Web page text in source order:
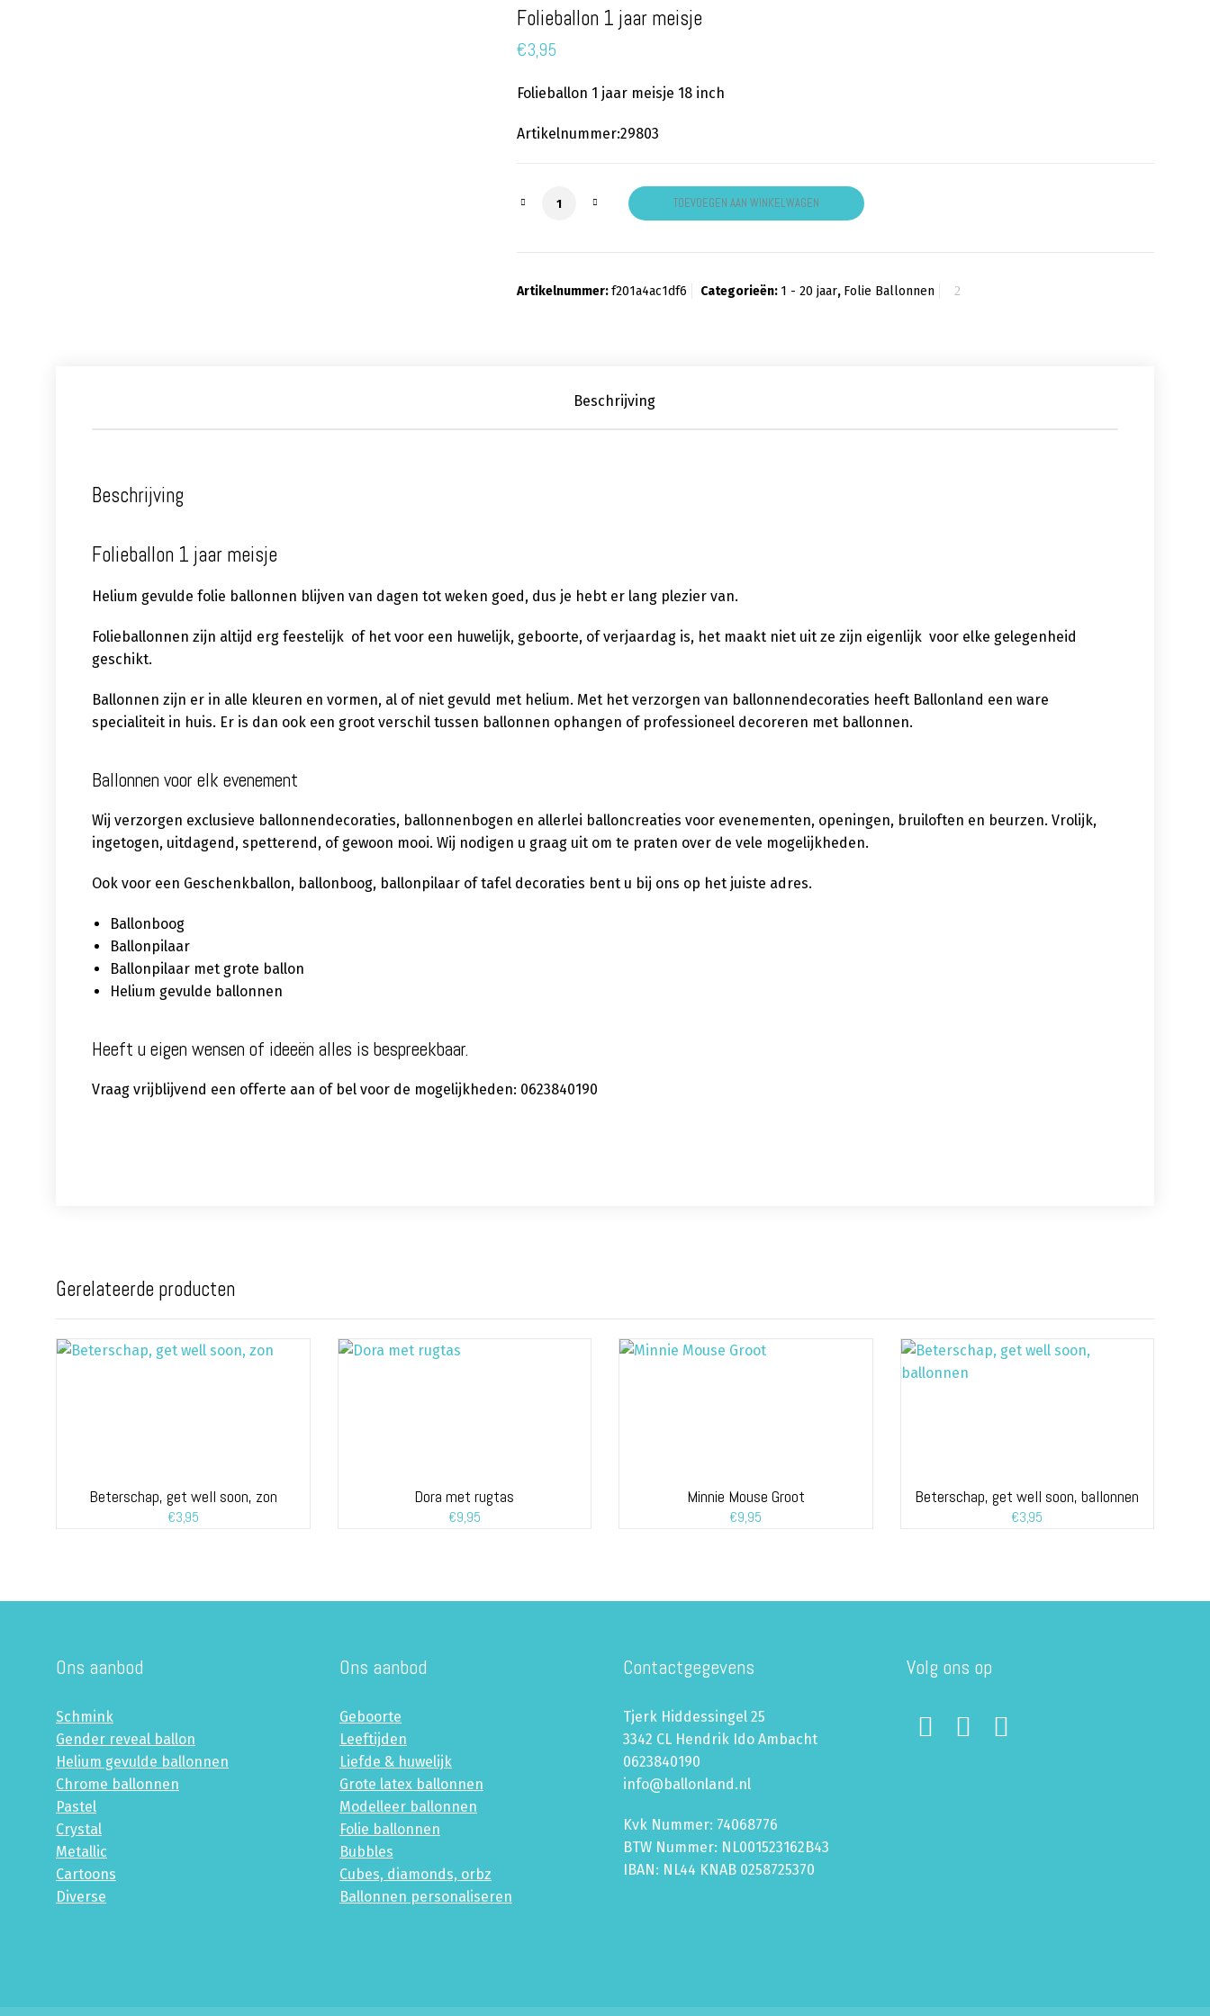
Folieballon 1 jaar meisje
€3,95
Folieballon 1 jaar meisje 18 inch
Artikelnummer:29803
Folieballon 1 jaar meisje aantal
TOEVOEGEN AAN WINKELWAGEN
Artikelnummer:f201a4ac1df6 Categorieën: 1 - 20 jaar, Folie Ballonnen
Beschrijving
Beschrijving
Folieballon 1 jaar meisje
Helium gevulde folie ballonnen blijven van dagen tot weken goed, dus je hebt er lang plezier van.
Folieballonnen zijn altijd erg feestelijk of het voor een huwelijk, geboorte, of verjaardag is, het maakt niet uit ze zijn eigenlijk voor elke gelegenheid
geschikt.
Ballonnen zijn er in alle kleuren en vormen, al of niet gevuld met helium. Met het verzorgen van ballonnendecoraties heeft Ballonland een ware
specialiteit in huis. Er is dan ook een groot verschil tussen ballonnen ophangen of professioneel decoreren met ballonnen.
Ballonnen voor elk evenement
Wij verzorgen exclusieve ballonnendecoraties, ballonnenbogen en allerlei balloncreaties voor evenementen, openingen, bruiloften en beurzen. Vrolijk,
ingetogen, uitdagend, spetterend, of gewoon mooi. Wij nodigen u graag uit om te praten over de vele mogelijkheden.
Ook voor een Geschenkballon, ballonboog, ballonpilaar of tafel decoraties bent u bij ons op het juiste adres.
Ballonboog
Ballonpilaar
Ballonpilaar met grote ballon
Helium gevulde ballonnen
Heeft u eigen wensen of ideeën alles is bespreekbaar.
Vraag vrijblijvend een offerte aan of bel voor de mogelijkheden: 0623840190
Gerelateerde producten
Beterschap, get well soon, zon
€3,95
Dora met rugtas
€9,95
Minnie Mouse Groot
€9,95
Beterschap, get well soon, ballonnen
€3,95
Ons aanbod
Schmink
Gender reveal ballon
Helium gevulde ballonnen
Chrome ballonnen
Pastel
Crystal
Metallic
Cartoons
Diverse
Ons aanbod
Geboorte
Leeftijden
Liefde & huwelijk
Grote latex ballonnen
Modelleer ballonnen
Folie ballonnen
Bubbles
Cubes, diamonds, orbz
Ballonnen personaliseren
Contactgegevens
Tjerk Hiddessingel 25
3342 CL Hendrik Ido Ambacht
0623840190
info@ballonland.nl
Kvk Nummer: 74068776
BTW Nummer: NL001523162B43
IBAN: NL44 KNAB 0258725370
Volg ons op